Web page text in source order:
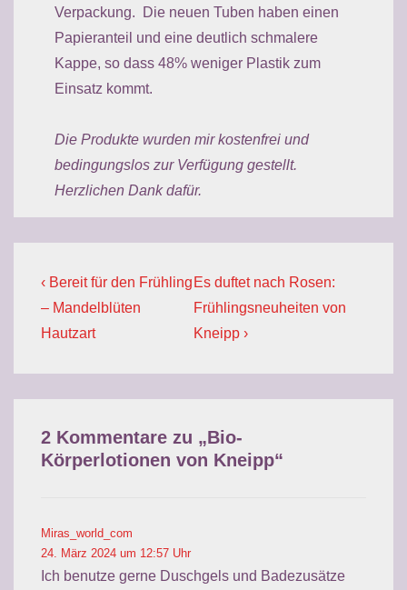
Verpackung. Die neuen Tuben haben einen
Papieranteil und eine deutlich schmalere
Kappe, so dass 48% weniger Plastik zum
Einsatz kommt.
Die Produkte wurden mir kostenfrei und
bedingungslos zur Verfügung gestellt.
Herzlichen Dank dafür.
Beitragsnavigation
Previous
Post
is
‹ Bereit für den Frühling
– Mandelblüten
Hautzart
Next
Post
is
Es duftet nach Rosen:
Frühlingsneuheiten von
Kneipp ›
2 Kommentare zu „Bio-
Körperlotionen von Kneipp“
Miras_world_com
24. März 2024 um 12:57 Uhr
Ich benutze gerne Duschgels und Badezusätze